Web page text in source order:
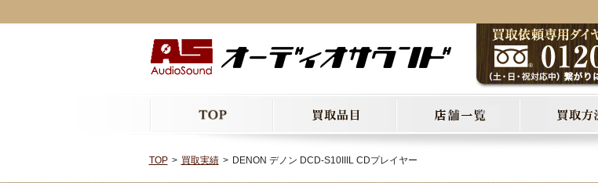
TOP 買取実績 DENON デノン DCD-S10IIIL CDプレイヤー